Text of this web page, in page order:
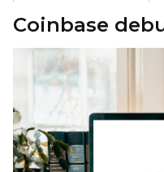
Coinbase